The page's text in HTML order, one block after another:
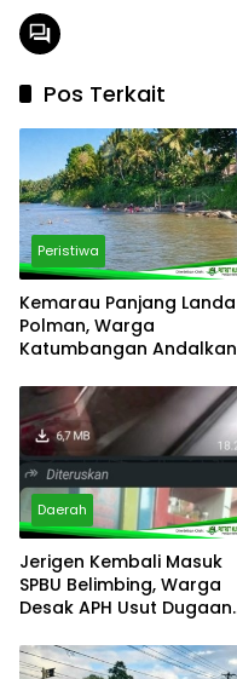
Pos Terkait
Peristiwa
Kemarau Panjang Landa
Polman, Warga
Katumbangan Andalkan
Konsumsi
Daerah
Jerigen Kembali Masuk
SPBU Belimbing, Warga
Desak APH Usut Dugaan